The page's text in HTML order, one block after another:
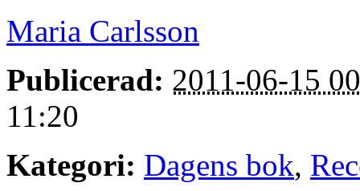
Maria Carlsson
Publicerad: 2011-06-15
11:20
Kategori: Dagens bok,